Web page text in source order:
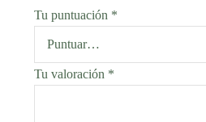
Tu puntuación *
Tu valoración *